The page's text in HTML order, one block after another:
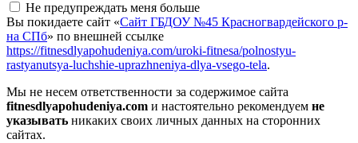
Не предупреждать меня больше
Вы покидаете сайт «Сайт ГБДОУ №45 Красногвардейского р-
на СПб» по внешней ссылке
https://fitnesdlyapohudeniya.com/uroki-fitnesa/polnostyu-
rastyanutsya-luchshie-uprazhneniya-dlya-vsego-tela.
Мы не несем ответственности за содержимое сайта
fitnesdlyapohudeniya.com и настоятельно рекомендуем не
указывать никаких своих личных данных на сторонних
сайтах.